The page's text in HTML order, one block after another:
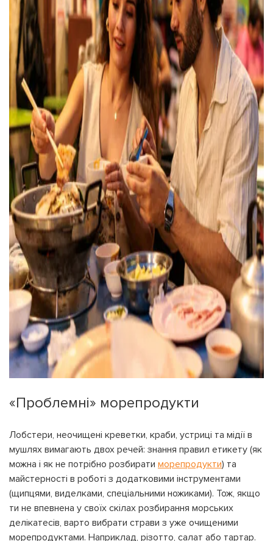
«Проблемні» морепродукти
Лобстери, неочищені креветки, краби, устриці та мідії в
мушлях вимагають двох речей: знання правил етикету (як
можна і як не потрібно розбирати морепродукти) та
майстерності в роботі з додатковими інструментами
(щипцями, виделками, спеціальними ножиками). Тож, якщо
ти не впевнена у своїх скілах розбирання морських
делікатесів, варто вибрати страви з уже очищеними
морепродуктами. Наприклад, різотто, салат або тартар.
Ім'я користувача:
Номер картки лояльності:
Бонусів на рахунку:
Кешбек-бонусів на
рахунку:
УВІЙТИ ЗА ДОПОМОГОЮ
СМС
На вашому рахункубонусів
100